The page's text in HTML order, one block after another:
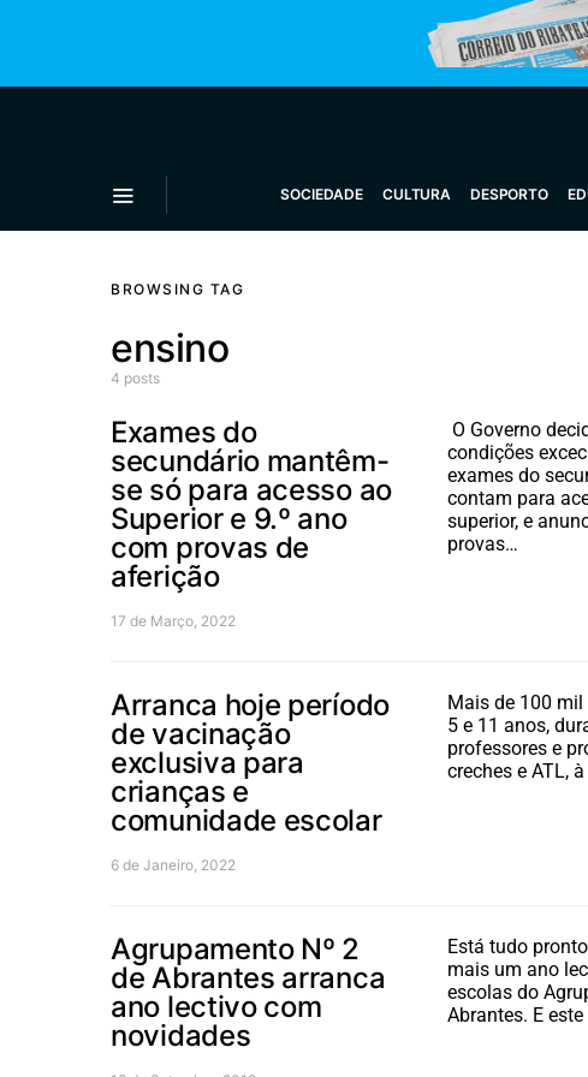
SOCIEDADE CULTURA DESPORTO
BROWSING TAG
ensino
4 posts
Exames do
secundário mantêm-
se só para acesso ao
Superior e 9.º ano
com provas de
aferição
O Governo
condições
exames do
contam para
superior, e
provas…
17 de Março, 2022
Arranca hoje período
de vacinação
exclusiva para
crianças e
comunidade escolar
Mais de 100
5 e 11 anos,
professores e
creches e ATL,
6 de Janeiro, 2022
Agrupamento Nº 2
de Abrantes arranca
ano lectivo com
novidades
Está tudo
mais um ano
escolas do
Abrantes. E